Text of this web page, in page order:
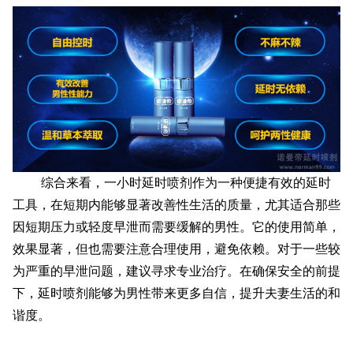
综合来看，一小时延时喷剂作为一种便捷有效的延时
工具，在短期内能够显著改善性生活的质量，尤其适合那些
因短期压力或轻度早泄而需要缓解的男性。它的使用简单，
效果显著，但也需要注意合理使用，避免依赖。对于一些较
为严重的早泄问题，建议寻求专业治疗。在确保安全的前提
下，延时喷剂能够为男性带来更多自信，提升夫妻生活的和
谐度。